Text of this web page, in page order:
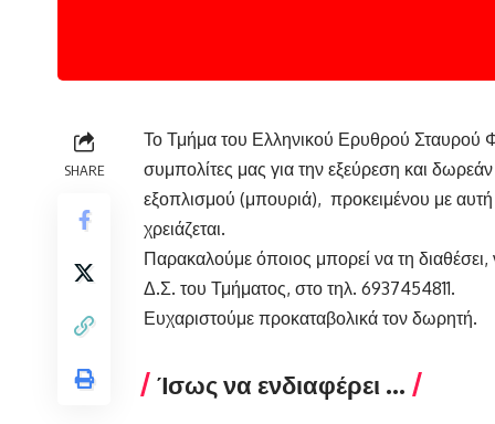
SHARE
Το Τμήμα του Ελληνικού Ερυθρού Σταυρού
συμπολίτες μας για την εξεύρεση και
εξοπλισμού (μπουριά), προκειμένου με
χρειάζεται.
Παρακαλούμε όποιος μπορεί να τη
Δ.Σ. του Τμήματος, στο τηλ. 6937454811.
Ευχαριστούμε προκαταβολικά τον δωρητή.
Ίσως να ενδιαφέρει ...